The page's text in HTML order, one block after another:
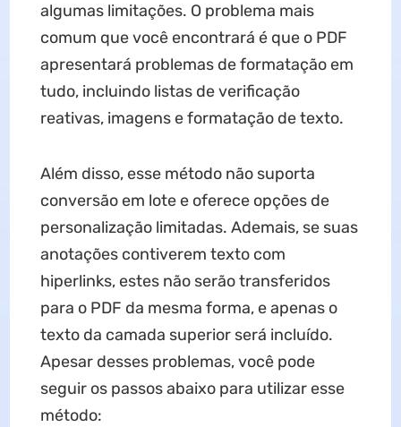
algumas limitações. O problema mais
comum que você encontrará é que o PDF
apresentará problemas de formatação em
tudo, incluindo listas de verificação
reativas, imagens e formatação de texto.
Além disso, esse método não suporta
conversão em lote e oferece opções de
personalização limitadas. Ademais, se suas
anotações contiverem texto com
hiperlinks, estes não serão transferidos
para o PDF da mesma forma, e apenas o
texto da camada superior será incluído.
Apesar desses problemas, você pode
seguir os passos abaixo para utilizar esse
método: